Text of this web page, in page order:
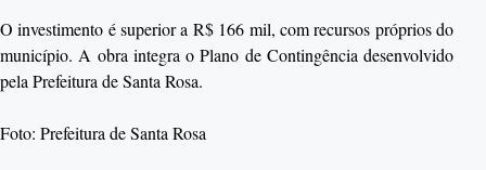
O investimento é superior a R$ 166 mil, com recursos próprios do
município. A obra integra o Plano de Contingência desenvolvido
pela Prefeitura de Santa Rosa.
Foto: Prefeitura de Santa Rosa